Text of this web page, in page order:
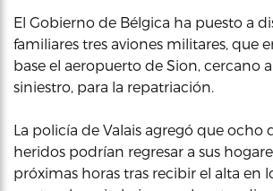
El Gobierno de Bélgica ha puesto a
familiares tres aviones militares, que
base el aeropuerto de Sion, cercano
siniestro, para la repatriación.
La policía de Valais agregó que ocho
heridos podrían regresar a sus
próximas horas tras recibir el alta en